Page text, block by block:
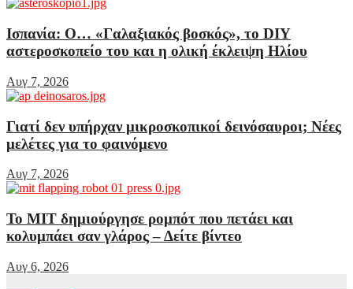
Ισπανία: Ο… «Γαλαξιακός βοσκός», το DIY
αστεροσκοπείο του και η ολική έκλειψη Ηλίου
Αυγ 7, 2026
Γιατί δεν υπήρχαν μικροσκοπικοί δεινόσαυροι; Νέες
μελέτες για το φαινόμενο
Αυγ 7, 2026
Το MIT δημιούργησε ρομπότ που πετάει και
κολυμπάει σαν γλάρος – Δείτε βίντεο
Αυγ 6, 2026